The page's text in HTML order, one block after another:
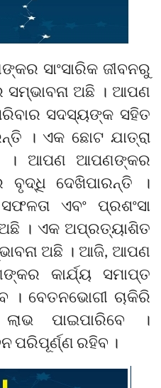
ସାଂସାରିକ ଜୀବନରୁ
ସମ୍ଭାବନା ଅଛି । ଆପଣ
ସଦସ୍ୟଙ୍କ ସହିତ
। ଏକ ଛୋଟ ଯାତ୍ରା
। ଆପଣ ଆପଣଙ୍କର
ବୃଦ୍ଧି ଦେଖିପାରନ୍ତି ।
ଏବଂ ପ୍ରଶଂସା
। ଏକ ଅପ୍ରତ୍ୟାଶିତ
ଅଛି । ଆଜି, ଆପଣ
କାର୍ଯ୍ୟ ସମାପ୍ତ
। ବେତନଭୋଗୀ ଚାକିରି
ପାଇପାରିବେ ।
ପରିପୂର୍ଣ୍ଣ ରହିବ ।